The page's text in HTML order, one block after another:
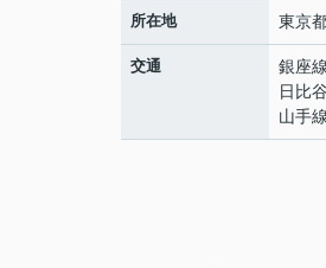
所在地 東京
交通 銀座線
日比
山手線